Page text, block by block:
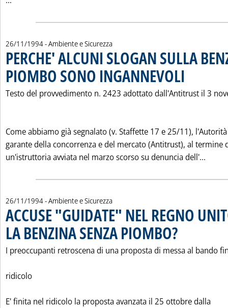
26/11/1994- Ambiente e Sicurezza
PERCHE' ALCUNI SLOGAN SULLA
PIOMBO SONO INGANNEVOLI
Testo del provvedimento n. 2423 adottato dall'Antitrust il 3
Come abbiamo già segnalato (v. Staffette 17 e 25/11), l'Autorità
garante della concorrenza e del mercato (Antitrust), al termine
un'istruttoria avviata nel marzo scorso su denuncia dell'...
26/11/1994- Ambiente e Sicurezza
ACCUSE "GUIDATE" NEL REGNO
LA BENZINA SENZA PIOMBO?. Pubblicata sabato
I preoccupanti retroscena di una proposta di messa al bando
ridicolo
E' finita nel ridicolo la proposta avanzata il 25 ottobre dalla